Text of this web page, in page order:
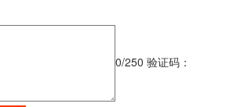
0/250 验证码：